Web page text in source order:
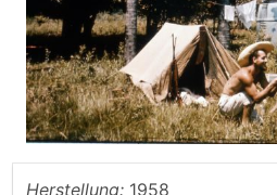
Herstellung: 1958